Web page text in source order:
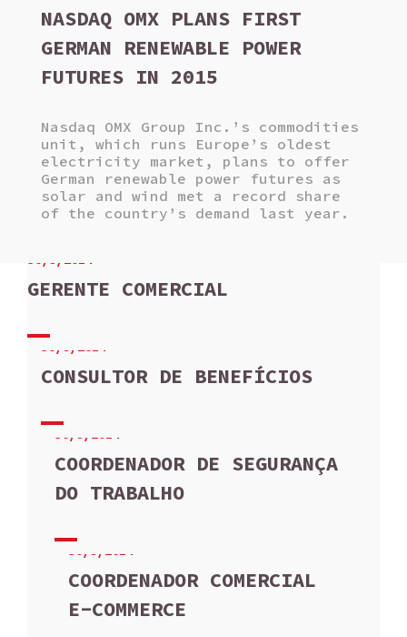
NASDAQ OMX PLANS FIRST
GERMAN RENEWABLE POWER
FUTURES IN 2015
Nasdaq OMX Group Inc.’s commodities
unit, which runs Europe’s oldest
electricity market, plans to offer
German renewable power futures as
solar and wind met a record share
of the country’s demand last year.
30/9/2014
GERENTE COMERCIAL
30/9/2014
CONSULTOR DE BENEFÍCIOS
30/9/2014
COORDENADOR DE SEGURANÇA
DO TRABALHO
30/9/2014
COORDENADOR COMERCIAL
E-COMMERCE